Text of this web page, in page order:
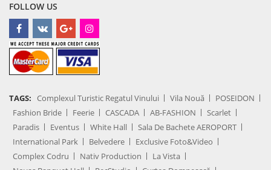
FOLLOW US
TAGS: Complexul Turistic Regatul Vinului Vila Nouă
POSEIDON
Fashion Bride
Feerie CASCADA AB-FASHION
Scarlet
Paradis
Eventus White Hall
Sala De Bachete AEROPORT
International Park
Belvedere
Exclusive Foto&Video
Complex Codru
Nativ Production
La Vista